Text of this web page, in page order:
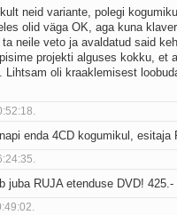
neid variante, polegi
olid väga OK, aga kuna
neile veto ja avaldatud said
projekti alguses kokku, et
Lihtsam oli kraaklemisest
enda 4CD kogumikul, esitaja
juba RUJA etenduse DVD! 425.-